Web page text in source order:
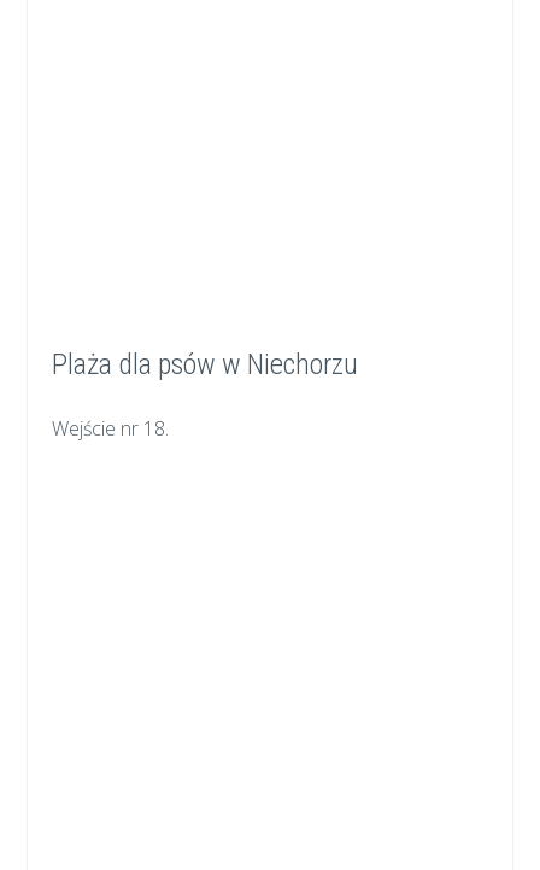
Plaża dla psów w Niechorzu
Wejście nr 18.